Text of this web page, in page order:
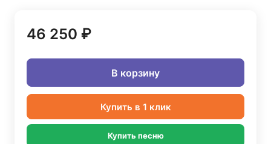
46 250 ₽
В корзину
Купить в 1 клик
Купить песню